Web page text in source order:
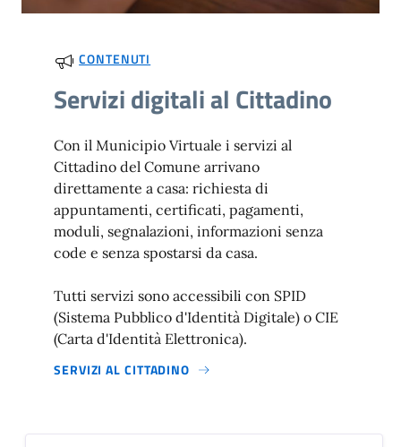
CONTENUTI
Servizi digitali al Cittadino
Con il Municipio Virtuale i servizi al
Cittadino del Comune arrivano
direttamente a casa: richiesta di
appuntamenti, certificati, pagamenti,
moduli, segnalazioni, informazioni senza
code e senza spostarsi da casa.
Tutti servizi sono accessibili con SPID
(Sistema Pubblico d'Identità Digitale) o CIE
(Carta d'Identità Elettronica).
SERVIZI AL CITTADINO